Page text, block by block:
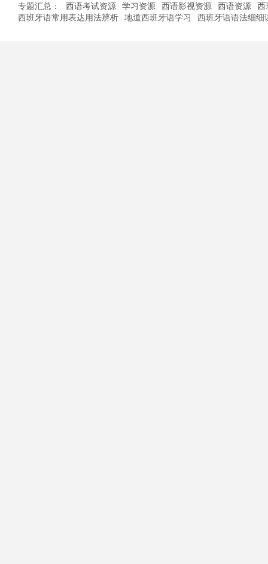
专题汇总： 西语考试资源 学习资源 西语影视资源 西语资源 西
西班牙语常用表达用法辨析 地道西班牙语学习 西班牙语语法细细